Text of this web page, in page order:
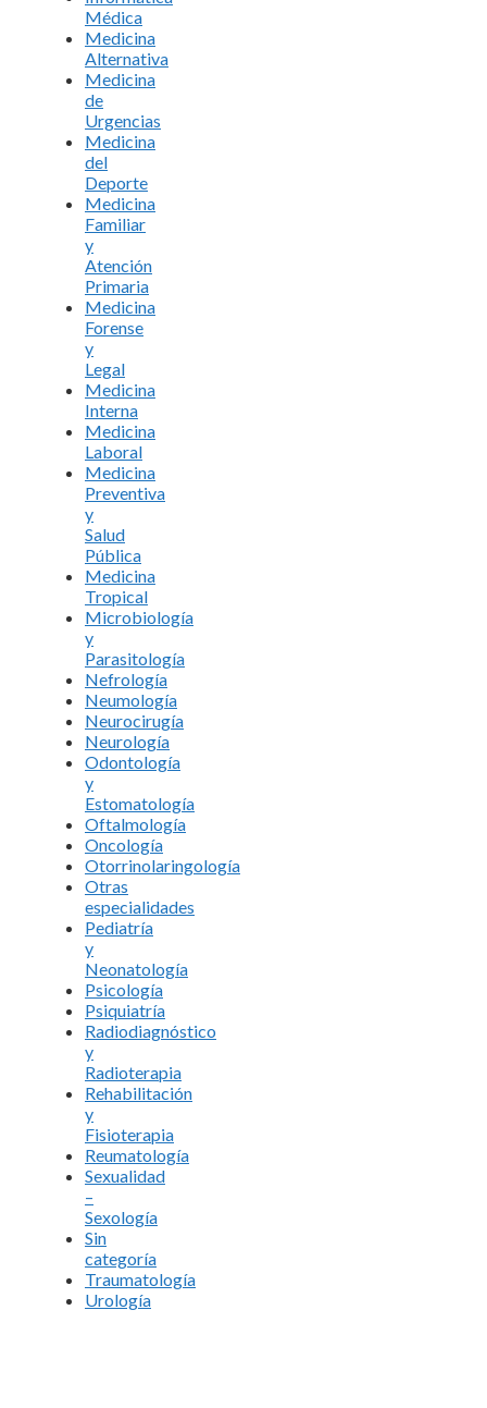
Médica
Medicina
Alternativa
Medicina
de
Urgencias
Medicina
del
Deporte
Medicina
Familiar
y
Atención
Primaria
Medicina
Forense
y
Legal
Medicina
Interna
Medicina
Laboral
Medicina
Preventiva
y
Salud
Pública
Medicina
Tropical
Microbiología
y
Parasitología
Nefrología
Neumología
Neurocirugía
Neurología
Odontología
y
Estomatología
Oftalmología
Oncología
Otorrinolaringología
Otras
especialidades
Pediatría
y
Neonatología
Psicología
Psiquiatría
Radiodiagnóstico
y
Radioterapia
Rehabilitación
y
Fisioterapia
Reumatología
Sexualidad
–
Sexología
Sin
categoría
Traumatología
Urología